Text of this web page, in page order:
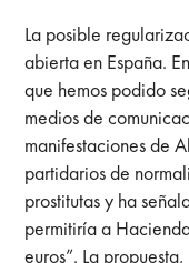
La posible
abierta en España.
que hemos podido
medios de
manifestaciones de
partidarios de
prostitutas y ha
permitiría a
euros”. La